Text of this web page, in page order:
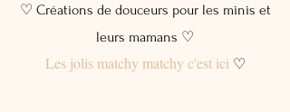
♡ Créations de douceurs pour les minis et
leurs mamans ♡
Les jolis matchy matchy c'est ici♡